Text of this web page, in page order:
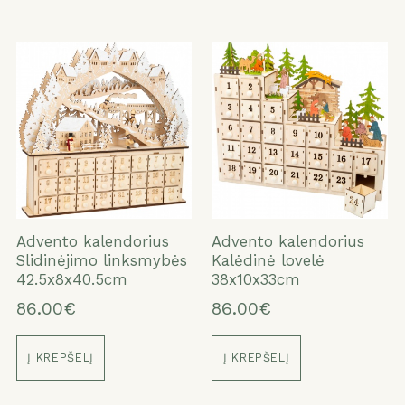
Advento kalendorius
Slidinėjimo linksmybės
42.5x8x40.5cm
86.00€
Į KREPŠELĮ
Advento kalendorius
Kalėdinė lovelė
38x10x33cm
86.00€
Į KREPŠELĮ